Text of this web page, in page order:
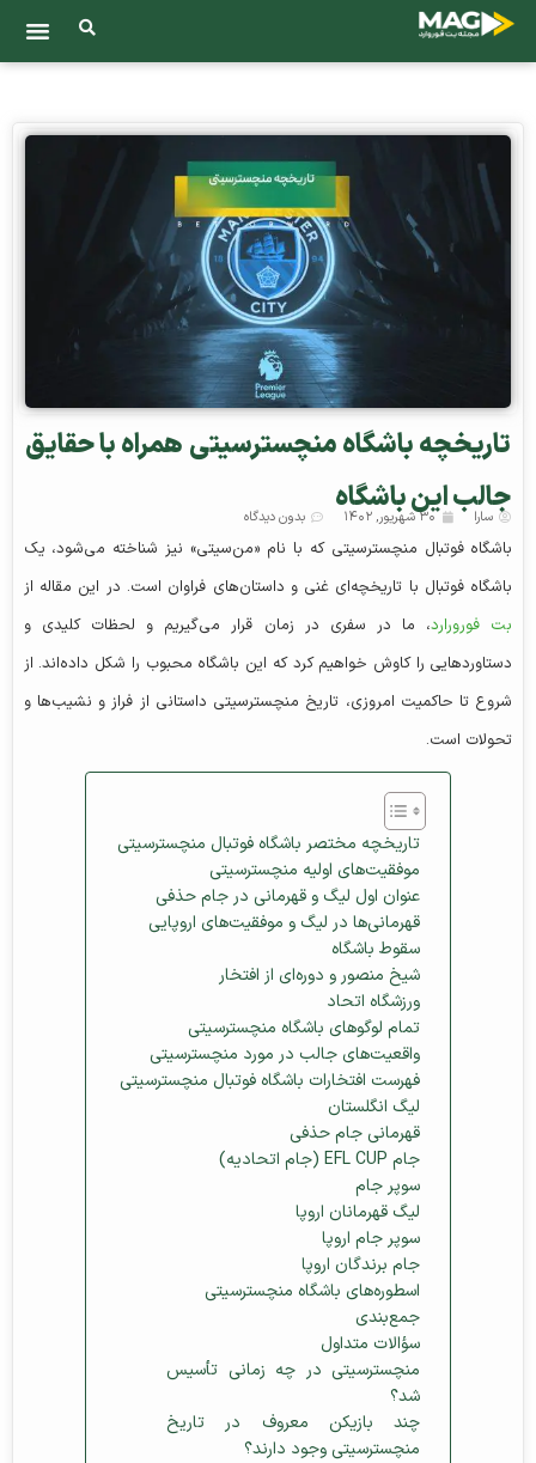
تاریخچه باشگاه منچسترسیتی همراه با حقایق
جالب این باشگاه
سارا ۳۰ شهریور, ۱۴۰۲ بدون دیدگاه
باشگاه فوتبال منچسترسیتی که با نام «من‌سیتی» نیز شناخته می‌شود، یک
باشگاه فوتبال با تاریخچه‌ای غنی و داستان‌های فراوان است. در این مقاله از
بت فورورارد، ما در سفری در زمان قرار می‌گیریم و لحظات کلیدی و
دستاوردهایی را کاوش خواهیم کرد که این باشگاه محبوب را شکل داده‌اند. از
شروع تا حاکمیت امروزی، تاریخ منچسترسیتی داستانی از فراز و نشیب‌ها و
تحولات است.
تاریخچه مختصر باشگاه فوتبال منچسترسیتی
موفقیت‌های اولیه منچسترسیتی
عنوان اول لیگ و قهرمانی در جام حذفی
قهرمانی‌ها در لیگ و موفقیت‌های اروپایی
سقوط باشگاه
شیخ منصور و دوره‌ای از افتخار
ورزشگاه اتحاد
تمام لوگوهای باشگاه منچسترسیتی
واقعیت‌های جالب در مورد منچسترسیتی
فهرست افتخارات باشگاه فوتبال منچسترسیتی
لیگ انگلستان
قهرمانی جام حذفی
جام EFL CUP (جام اتحادیه)
سوپر جام
لیگ قهرمانان اروپا
سوپر جام اروپا
جام برندگان اروپا
اسطوره‌های باشگاه منچسترسیتی
جمع‌بندی
سؤالات متداول
منچسترسیتی در چه زمانی تأسیس
شد؟
چند بازیکن معروف در تاریخ
منچسترسیتی وجود دارند؟